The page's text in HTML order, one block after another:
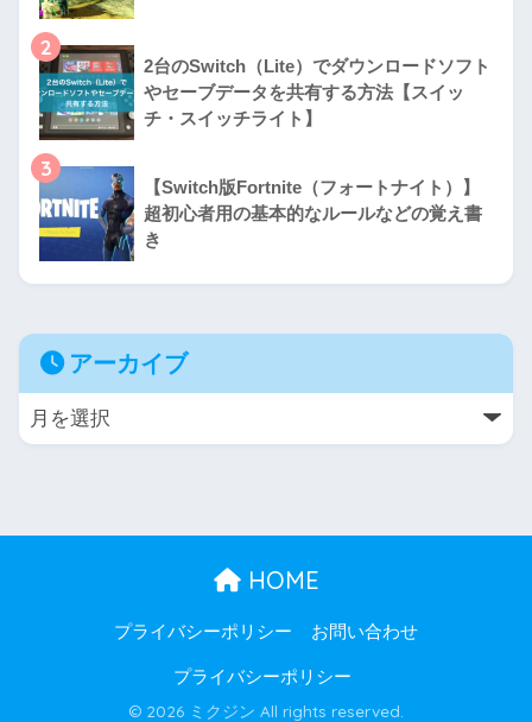
2
2台のSwitch（Lite）でダウンロードソフト
やセーブデータを共有する方法【スイッ
チ・スイッチライト】
3
【Switch版Fortnite（フォートナイト）】
超初心者用の基本的なルールなどの覚え書
き
アーカイブ
HOME
プライバシーポリシー お問い合わせ
プライバシーポリシー
© 2026 ミクジン All rights reserved.